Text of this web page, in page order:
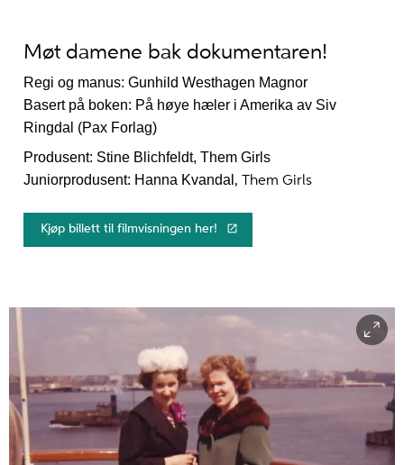
Møt damene bak dokumentaren!
Regi og manus: Gunhild Westhagen Magnor
Basert på boken: På høye hæler i Amerika av Siv
Ringdal (Pax Forlag)
Produsent: Stine Blichfeldt, Them Girls
Juniorprodusent: Hanna Kvandal , Them Girls
Kjøp billett til filmvisningen her!